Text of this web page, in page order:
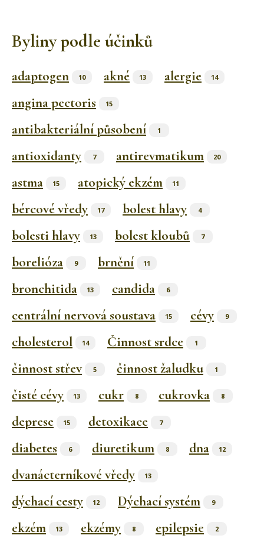
Byliny podle účinků
adaptogen 10 akné 13 alergie 14
angina pectoris 15
antibakteriální působení 1
antioxidanty 7 antirevmatikum 20
astma 15 atopický ekzém 11
bércové vředy 17 bolest hlavy 4
bolesti hlavy 13 bolest kloubů 7
borelióza 9 brnění 11
bronchitida 13 candida 6
centrální nervová soustava 15 cévy 9
cholesterol 14 Činnost srdce 1
činnost střev 5 činnost žaludku 1
čisté cévy 13 cukr 8 cukrovka 8
deprese 15 detoxikace 7
diabetes 6 diuretikum 8 dna 12
dvanácterníkové vředy 13
dýchací cesty 12 Dýchací systém 9
ekzém 13 ekzémy 8 epilepsie 2